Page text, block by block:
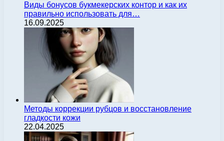
Виды бонусов букмекерских контор и как их
правильно использовать для…
16.09.2025
Методы коррекции рубцов и восстановление
гладкости кожи
22.04.2025